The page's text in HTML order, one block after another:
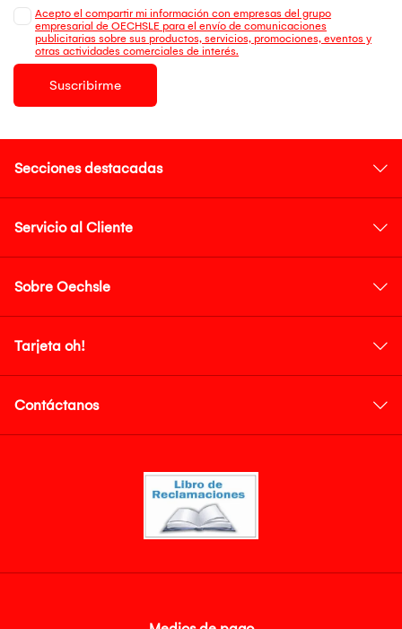
Acepto el compartir mi información con empresas del grupo
empresarial de OECHSLE para el envío de comunicaciones
publicitarias sobre sus productos, servicios, promociones, eventos y
otras actividades comerciales de interés.
Suscribirme
Secciones destacadas
Servicio al Cliente
Sobre Oechsle
Tarjeta oh!
Contáctanos